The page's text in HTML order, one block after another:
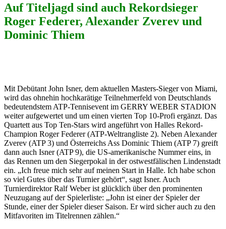
Auf Titeljagd sind auch Rekordsieger
Roger Federer, Alexander Zverev und
Dominic Thiem
Mit Debütant John Isner, dem aktuellen Masters-Sieger von Miami,
wird das ohnehin hochkarätige Teilnehmerfeld von Deutschlands
bedeutendstem ATP-Tennisevent im GERRY WEBER STADION
weiter aufgewertet und um einen vierten Top 10-Profi ergänzt. Das
Quartett aus Top Ten-Stars wird angeführt von Halles Rekord-
Champion Roger Federer (ATP-Weltrangliste 2). Neben Alexander
Zverev (ATP 3) und Österreichs Ass Dominic Thiem (ATP 7) greift
dann auch Isner (ATP 9), die US-amerikanische Nummer eins, in
das Rennen um den Siegerpokal in der ostwestfälischen Lindenstadt
ein. „Ich freue mich sehr auf meinen Start in Halle. Ich habe schon
so viel Gutes über das Turnier gehört“, sagt Isner. Auch
Turnierdirektor Ralf Weber ist glücklich über den prominenten
Neuzugang auf der Spielerliste: „John ist einer der Spieler der
Stunde, einer der Spieler dieser Saison. Er wird sicher auch zu den
Mitfavoriten im Titelrennen zählen.“